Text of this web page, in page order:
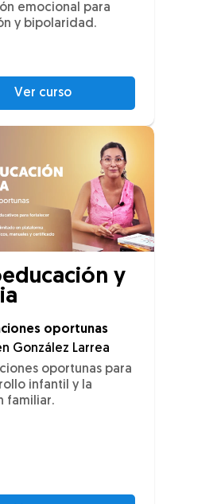
emocional para
y bipolaridad.
Ver curso
y
oportunas
González Larrea
oportunas para
infantil y la
familiar.